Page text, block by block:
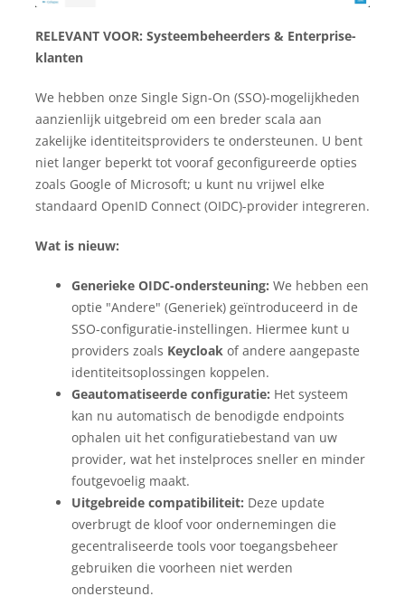
RELEVANT VOOR: Systeembeheerders & Enterprise-
klanten
We hebben onze Single Sign-On (SSO)-mogelijkheden
aanzienlijk uitgebreid om een breder scala aan
zakelijke identiteitsproviders te ondersteunen. U bent
niet langer beperkt tot vooraf geconfigureerde opties
zoals Google of Microsoft; u kunt nu vrijwel elke
standaard OpenID Connect (OIDC)-provider integreren.
Wat is nieuw:
Generieke OIDC-ondersteuning: We hebben een
optie "Andere" (Generiek) geïntroduceerd in de
SSO-configuratie-instellingen. Hiermee kunt u
providers zoals Keycloak of andere aangepaste
identiteitsoplossingen koppelen.
Geautomatiseerde configuratie: Het systeem
kan nu automatisch de benodigde endpoints
ophalen uit het configuratiebestand van uw
provider, wat het instelproces sneller en minder
foutgevoelig maakt.
Uitgebreide compatibiliteit: Deze update
overbrugt de kloof voor ondernemingen die
gecentraliseerde tools voor toegangsbeheer
gebruiken die voorheen niet werden
ondersteund.